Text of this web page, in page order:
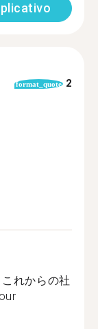
format_quote 2
れからの社